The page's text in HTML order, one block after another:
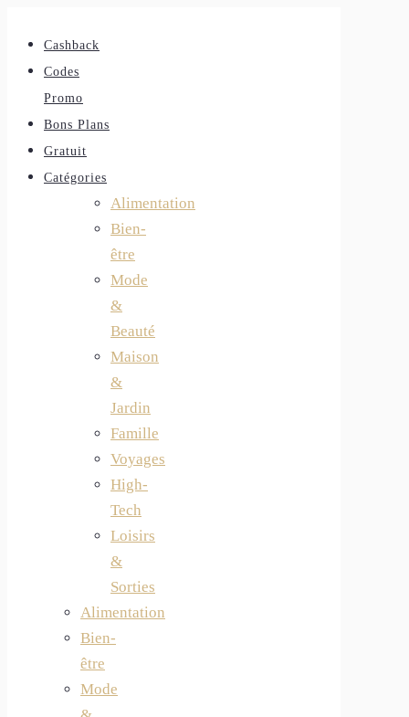
Cashback
Codes
Promo
Bons Plans
Gratuit
Catégories
Alimentation
Bien-
être
Mode
&
Beauté
Maison
&
Jardin
Famille
Voyages
High-
Tech
Loisirs
&
Sorties
Alimentation
Bien-
être
Mode